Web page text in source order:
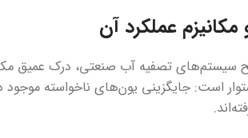
عملکرد آن
سیستم‌های تصفیه آب صنعتی، درک عمیق
است: جایگزینی یون‌های ناخواسته موجود